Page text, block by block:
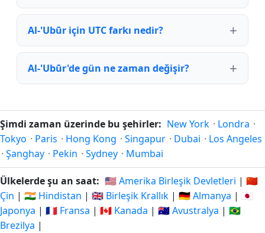
Al-'Ubūr için UTC farkı nedir?
Al-'Ubūr'de gün ne zaman değişir?
Şimdi zaman üzerinde bu şehirler: New York · Londra ·
Tokyo · Paris · Hong Kong · Singapur · Dubai · Los Angeles
· Şanghay · Pekin · Sydney · Mumbai
Ülkelerde şu an saat: 🇺🇸 Amerika Birleşik Devletleri | 🇨🇳
Çin | 🇮🇳 Hindistan | 🇬🇧 Birleşik Krallık | 🇩🇪 Almanya | 🇯🇵
Japonya | 🇫🇷 Fransa | 🇨🇦 Kanada | 🇦🇺 Avustralya | 🇧🇷
Brezilya |